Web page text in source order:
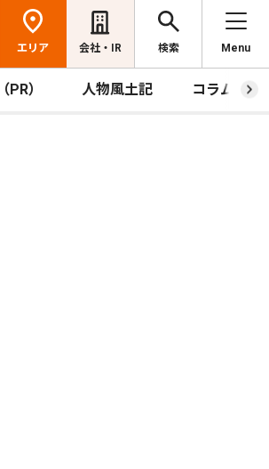
エリア 会社・IR 検索 Menu
） 人物風土記 コラム